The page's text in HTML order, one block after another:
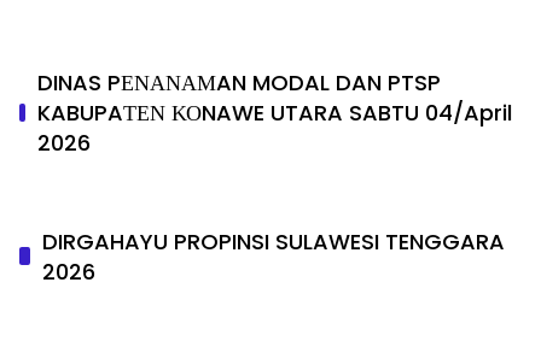
DINAS PΕΝΑΝΑΜAN MODAL DAN PTSP
KABUPAΤΕΝ ΚΟNAWE UTARA SABTU 04/April
2026
DIRGAHAYU PROPINSI SULAWESI TENGGARA
2026